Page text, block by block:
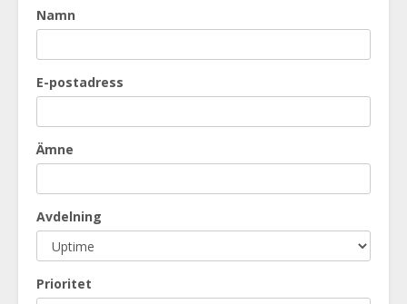
Namn
E-postadress
Ämne
Avdelning
Prioritet